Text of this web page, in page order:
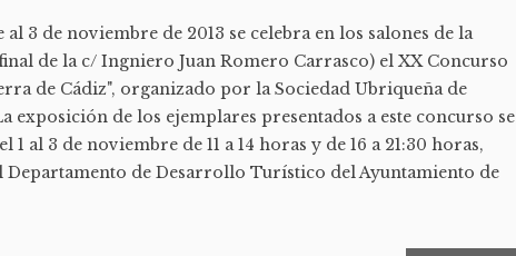
al 3 de noviembre de 2013 se celebra en los salones de la
de la c/ Ingniero Juan Romero Carrasco) el XX Concurso
de Cádiz", organizado por la Sociedad Ubriqueña de
exposición de los ejemplares presentados a este concurso se
1 al 3 de noviembre de 11 a 14 horas y de 16 a 21:30 horas,
Departamento de Desarrollo Turístico del Ayuntamiento de